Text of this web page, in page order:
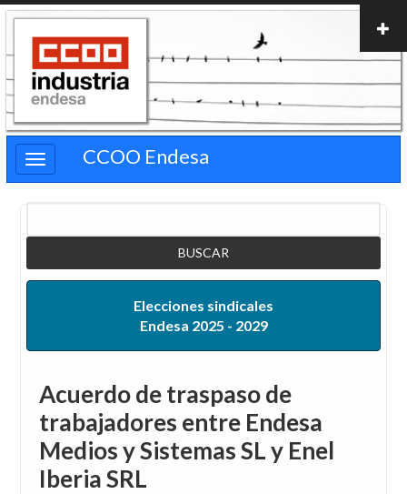
Pasar
contenido
principal
CCOO Endesa
Elecciones sindicales
Endesa 2025 - 2029
Acuerdo de traspaso de
trabajadores entre Endesa
Medios y Sistemas SL y Enel
Iberia SRL